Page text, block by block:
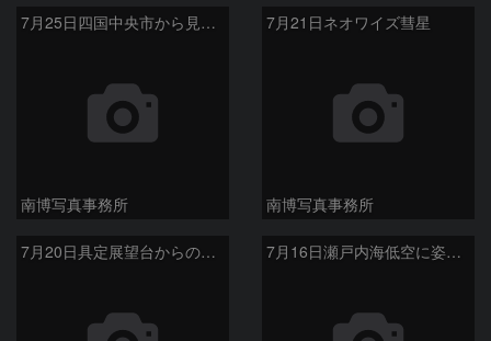
7月25日四国中央市から見たネオワイズ彗星
南博写真事務所
7月21日ネオワイズ彗星
南博写真事務所
7月20日具定展望台からのネオワイズ彗星 7月16日瀬戸内海低空に姿を見せたネオワイズ彗星